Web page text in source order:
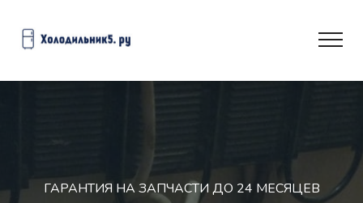
ГАРАНТИЯ НА ЗАПЧАСТИ ДО 24 МЕСЯЦЕВ